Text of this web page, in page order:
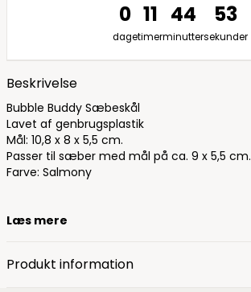
0
dage
11
timer
44
minutter
52
sekunder
Beskrivelse
Bubble Buddy Sæbeskål
Lavet af genbrugsplastik
Mål: 10,8 x 8 x 5,5 cm.
Passer til sæber med mål på ca. 9 x 5,5 cm.
Farve: Salmony
Læs mere
Produkt information